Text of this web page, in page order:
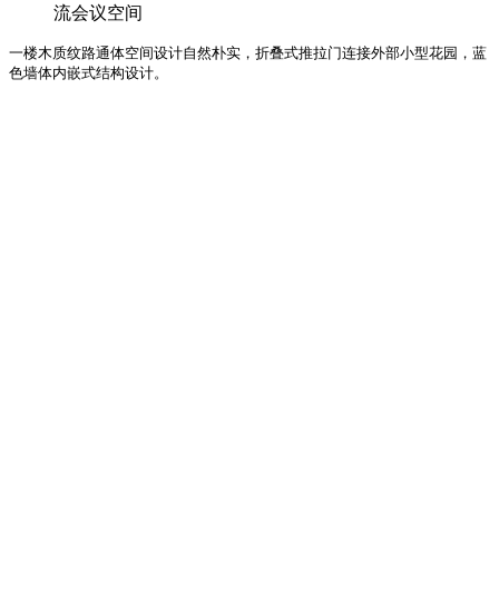
流会议空间
一楼木质纹路通体空间设计自然朴实，折叠式推拉门连接外部小型花园，蓝
色墙体内嵌式结构设计。